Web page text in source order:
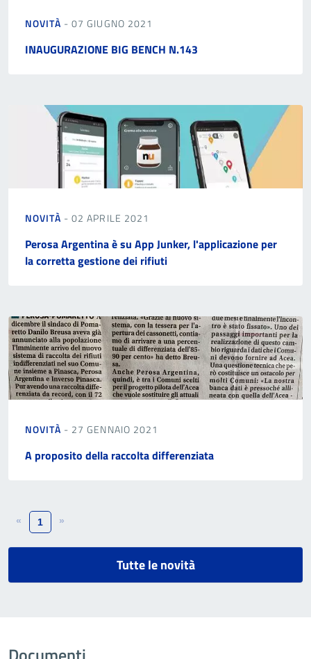
NOVITÀ - 07 GIUGNO 2021
INAUGURAZIONE BIG BENCH N.143
NOVITÀ - 02 APRILE 2021
Perosa Argentina è su App Junker, l'applicazione per
la corretta gestione dei rifiuti
NOVITÀ - 27 GENNAIO 2021
A proposito della raccolta differenziata
« 1 »
Tutte le novità